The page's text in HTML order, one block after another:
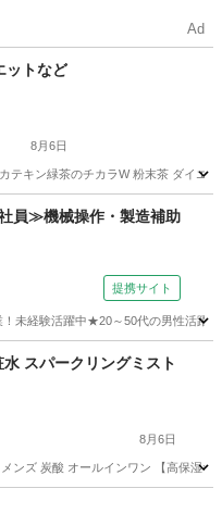
Ad
ットなど
8月6日
テキン緑茶のチカラW 粉末茶 ダイエ
員≫機械操作・製造補助
提携サイト
！未経験活躍中★20～50代の男性活
スパークリングミスト
8月6日
ンズ 炭酸 オールインワン 【高保湿×